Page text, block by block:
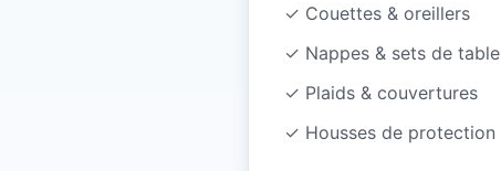
✓ Couettes & oreillers
✓ Nappes & sets de table
✓ Plaids & couvertures
✓ Housses de protection